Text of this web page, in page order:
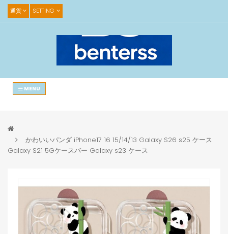
通貨 SETTING
MENU
かわいいパンダ iPhone17 16 15/14/13 Galaxy S26 s25 ケース
Galaxy S21 5Gケースバー Galaxy s23 ケース